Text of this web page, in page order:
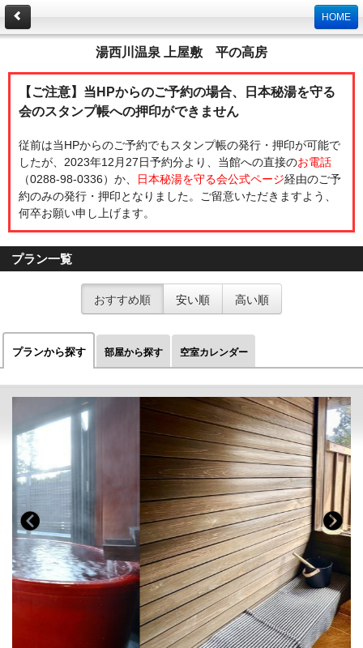
HOME
湯西川温泉 上屋敷 平の高房
【ご注意】当HPからのご予約の場合、日本秘湯を守る
会のスタンプ帳への押印ができません
従前は当HPからのご予約でもスタンプ帳の発行・押印が可能で
したが、2023年12月27日予約分より、当館への直接のお電話
（0288-98-0336）か、
日本秘湯を守る会公式ページ経由のご予
約のみの発行・押印となりました。ご留意いただきますよう、
何卒お願い申し上げます。
プラン一覧
おすすめ順 安い順 高い順
プランから探す 部屋から探す 空室カレンダー